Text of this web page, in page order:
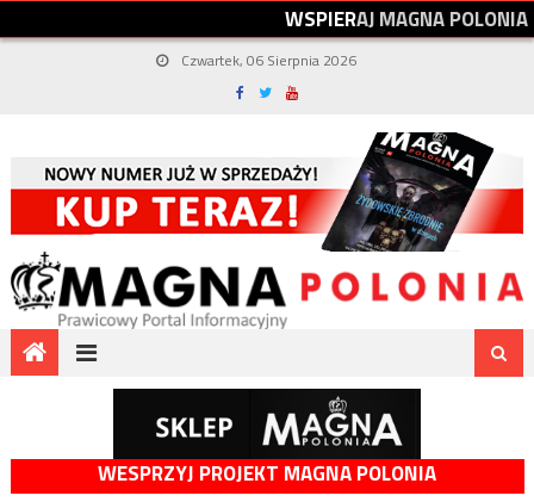
WSPIERAJMAGNAPOLONIA
Czwartek, 06 Sierpnia 2026
WESPRZYJ PROJEKT MAGNA POLONIA